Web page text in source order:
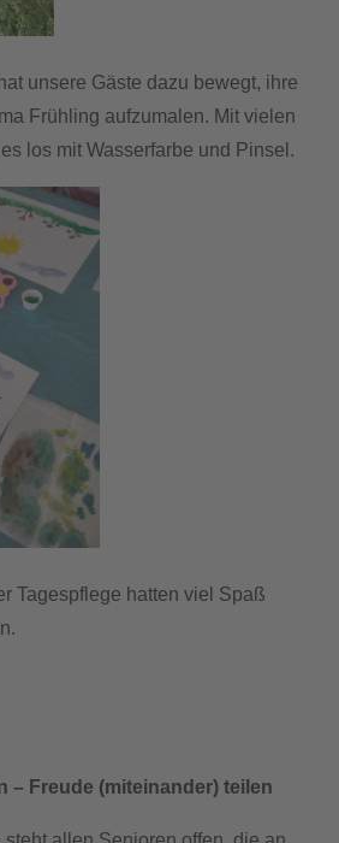
unsere Gäste dazu bewegt, ihre
Frühling aufzumalen. Mit vielen
los mit Wasserfarbe und Pinsel.
Tagespflege hattenviel Spaß
– Freude (miteinander) teilen